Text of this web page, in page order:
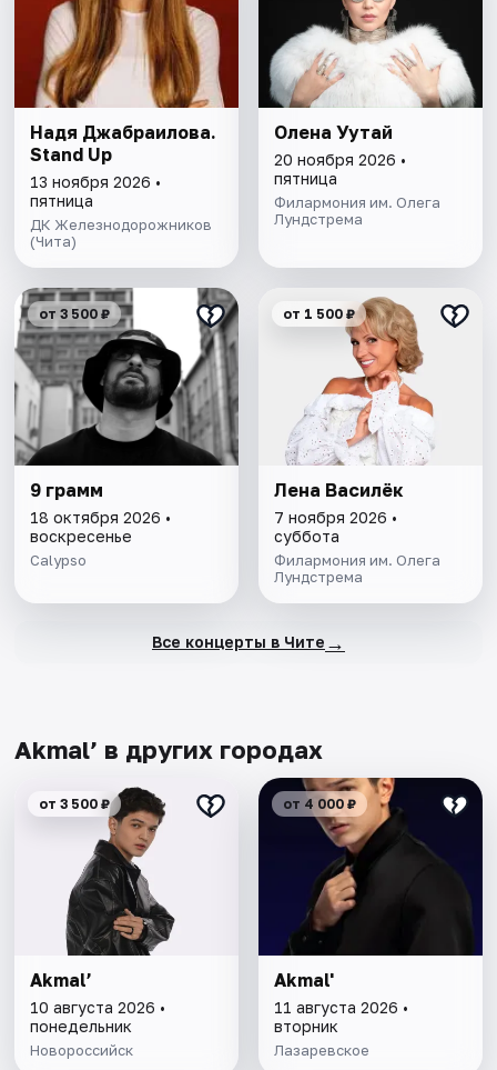
Надя Джабраилова.
Stand Up
13 ноября 2026 •
пятница
ДК Железнодорожников
(Чита)
Олена Уутай
20 ноября 2026 •
пятница
Филармония им. Олега
Лундстрема
от 3 500 ₽
9 грамм
18 октября 2026 •
воскресенье
Calypso
от 1 500 ₽
Лена Василёк
7 ноября 2026 •
суббота
Филармония им. Олега
Лундстрема
Все концерты в Чите →
Akmal’ в других городах
от 3 500 ₽
Akmal’
10 августа 2026 •
понедельник
Новороссийск
от 4 000 ₽
Akmal'
11 августа 2026 •
вторник
Лазаревское